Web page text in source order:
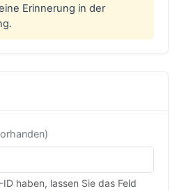
Erinnerung in der
haben, lassen Sie das Feld